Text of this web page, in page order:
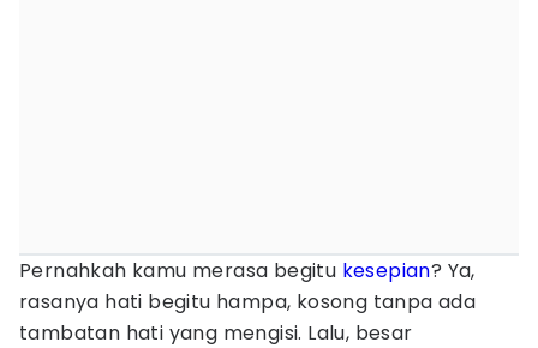
Pernahkah kamu merasa begitu kesepian? Ya,
rasanya hati begitu hampa, kosong tanpa ada
tambatan hati yang mengisi. Lalu, besar